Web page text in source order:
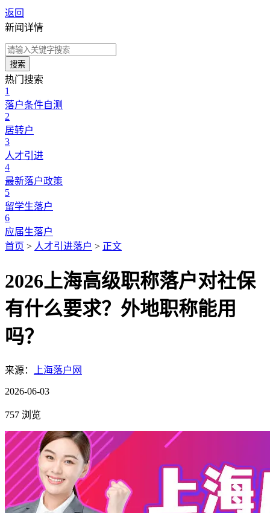
返回
新闻详情
搜索
热门搜索
1
落户条件自测
2
居转户
3
人才引进
4
最新落户政策
5
留学生落户
6
应届生落户
首页 > 人才引进落户 > 正文
2026上海高级职称落户对社保
有什么要求？外地职称能用
吗？
来源： 上海落户网
2026-06-03
757 浏览